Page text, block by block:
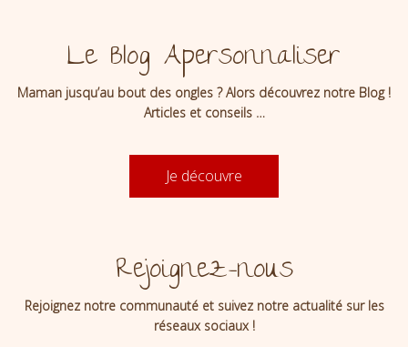
Le Blog Apersonnaliser
Maman jusqu’au bout des ongles ? Alors découvrez notre Blog !
Articles et conseils …
Je découvre
Rejoignez-nous
Rejoignez notre communauté et suivez notre actualité sur les
réseaux sociaux !